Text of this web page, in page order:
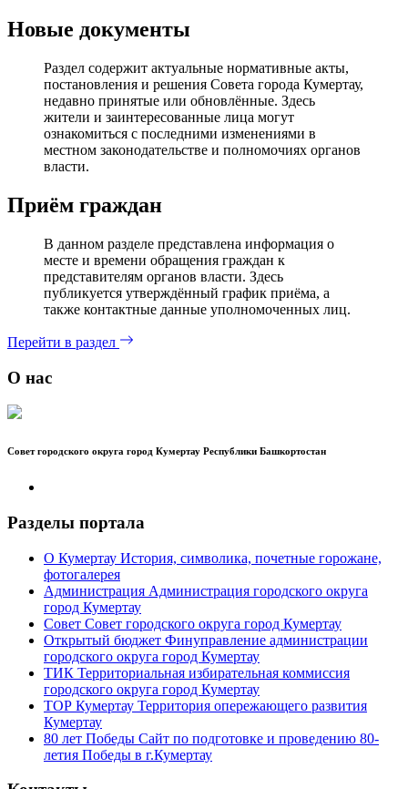
Новые документы
Раздел содержит актуальные нормативные акты,
постановления и решения Совета города Кумертау,
недавно принятые или обновлённые. Здесь
жители и заинтересованные лица могут
ознакомиться с последними изменениями в
местном законодательстве и полномочиях органов
власти.
Приём граждан
В данном разделе представлена информация о
месте и времени обращения граждан к
представителям органов власти. Здесь
публикуется утверждённый график приёма, а
также контактные данные уполномоченных лиц.
Перейти в раздел
О нас
Совет городского округа город Кумертау Республики Башкортостан
Разделы портала
О Кумертау История, символика, почетные горожане,
фотогалерея
Администрация Администрация городского округа
город Кумертау
Совет Совет городского округа город Кумертау
Открытый бюджет Финуправление администрации
городского округа город Кумертау
ТИК Территориальная избирательная коммиссия
городского округа город Кумертау
ТОР Кумертау Территория опережающего развития
Кумертау
80 лет Победы Сайт по подготовке и проведению 80-
летия Победы в г.Кумертау